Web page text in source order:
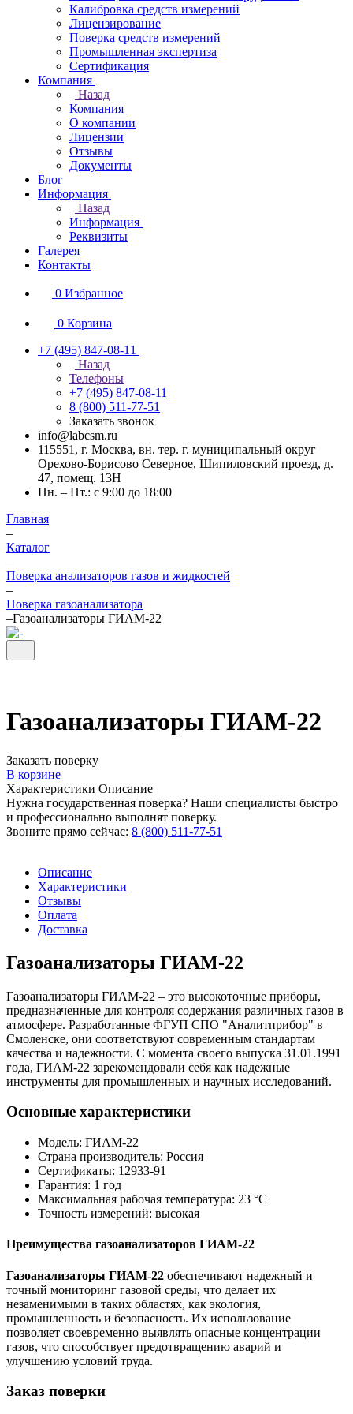
Калибровка средств измерений
Лицензирование
Поверка средств измерений
Промышленная экспертиза
Сертификация
Компания
Назад
Компания
О компании
Лицензии
Отзывы
Документы
Блог
Информация
Назад
Информация
Реквизиты
Галерея
Контакты
0 Избранное
0 Корзина
+7 (495) 847-08-11
Назад
Телефоны
+7 (495) 847-08-11
8 (800) 511-77-51
Заказать звонок
info@labcsm.ru
115551, г. Москва, вн. тер. г. муниципальный округ
Орехово-Борисово Северное, Шипиловский проезд, д.
47, помещ. 13Н
Пн. – Пт.: с 9:00 до 18:00
Главная
–
Каталог
–
Поверка анализаторов газов и жидкостей
–
Поверка газоанализатора
–Газоанализаторы ГИАМ-22
Газоанализаторы ГИАМ-22
Заказать поверку
В корзине
Характеристики Описание
Нужна государственная поверка? Наши специалисты быстро
и профессионально выполнят поверку.
Звоните прямо сейчас: 8 (800) 511-77-51
Описание
Характеристики
Отзывы
Оплата
Доставка
Газоанализаторы ГИАМ-22
Газоанализаторы ГИАМ-22 – это высокоточные приборы,
предназначенные для контроля содержания различных газов в
атмосфере. Разработанные ФГУП СПО "Аналитприбор" в
Смоленске, они соответствуют современным стандартам
качества и надежности. С момента своего выпуска 31.01.1991
года, ГИАМ-22 зарекомендовали себя как надежные
инструменты для промышленных и научных исследований.
Основные характеристики
Модель: ГИАМ-22
Страна производитель: Россия
Сертификаты: 12933-91
Гарантия: 1 год
Максимальная рабочая температура: 23 °C
Точность измерений: высокая
Преимущества газоанализаторов ГИАМ-22
Газоанализаторы ГИАМ-22 обеспечивают надежный и
точный мониторинг газовой среды, что делает их
незаменимыми в таких областях, как экология,
промышленность и безопасность. Их использование
позволяет своевременно выявлять опасные концентрации
газов, что способствует предотвращению аварий и
улучшению условий труда.
Заказ поверки